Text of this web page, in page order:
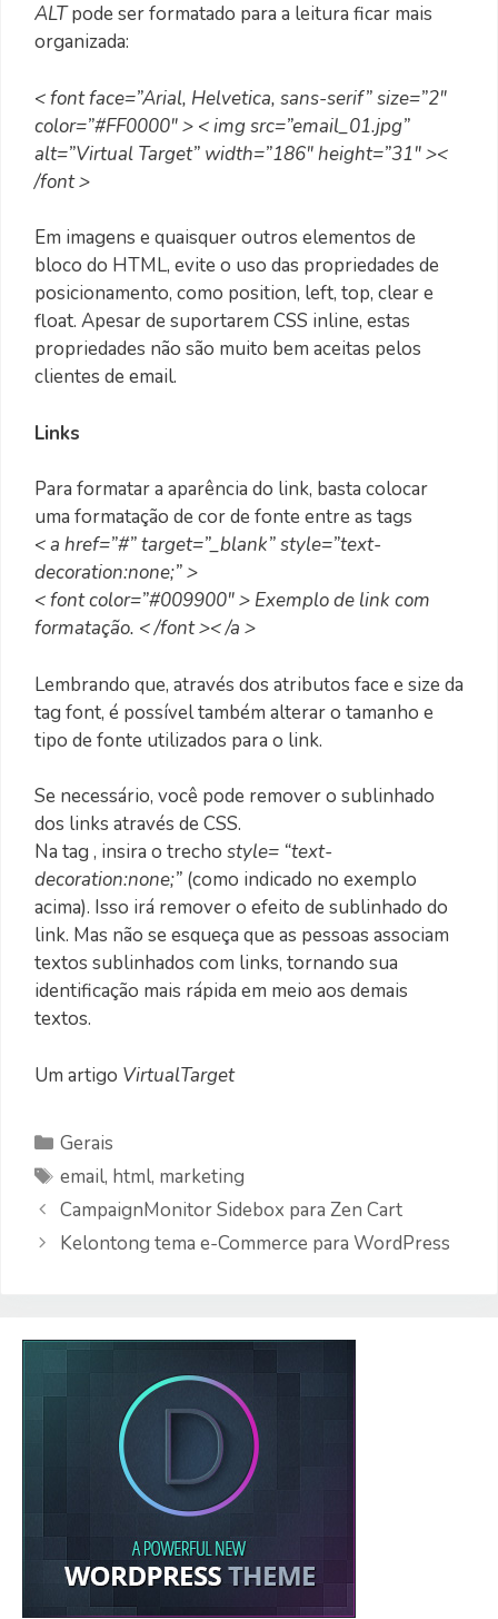
ALTpode ser formatado para a leitura ficar mais
organizada:
< font face=”Arial, Helvetica, sans-serif” size=”2″
color=”#FF0000″ > < img src=”email_01.jpg”
alt=”Virtual Target” width=”186″ height=”31″ ><
/font >
Em imagens e quaisquer outros elementos de
bloco do HTML, evite o uso das propriedades de
posicionamento, como position, left, top, clear e
float. Apesar de suportarem CSS inline, estas
propriedades não são muito bem aceitas pelos
clientes de email.
Links
Para formatar a aparência do link, basta colocar
uma formatação de cor de fonte entre as tags
< a href=”#” target=”_blank” style=”text-
decoration:none;” >
< font color=”#009900″ > Exemplo de link com
formatação. < /font >< /a >
Lembrando que, através dos atributos face e size da
tag font, é possível também alterar o tamanho e
tipo de fonte utilizados para o link.
Se necessário, você pode remover o sublinhado
dos links através de CSS.
Na tag , insira o trecho style= “text-
decoration:none;” (como indicado no exemplo
acima). Isso irá remover o efeito de sublinhado do
link. Mas não se esqueça que as pessoas associam
textos sublinhados com links, tornando sua
identificação mais rápida em meio aos demais
textos.
Um artigo VirtualTarget
Categorias
Gerais
Etiquetas
email, html, marketing
CampaignMonitor Sidebox para Zen Cart
Kelontong tema e-Commerce para WordPress